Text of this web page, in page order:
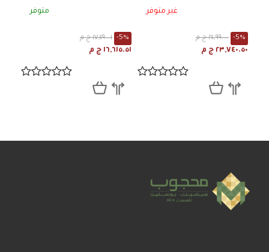
غير متوفر
٢٤,٩٩٠.٠٠ ج م -5%
٢٣,٧٤٠.٥٠ ج م
متوفر
١٧,٤٩٠.٠١ ج م -5%
١٦,٦١٥.٥١ ج م